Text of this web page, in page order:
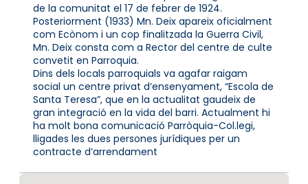
de la comunitat el 17 de febrer de 1924.
Posteriorment (1933) Mn. Deix apareix oficialment
com Ecònom i un cop finalitzada la Guerra Civil,
Mn. Deix consta com a Rector del centre de culte
convetit en Parroquia.
Dins dels locals parroquials va agafar raigam
social un centre privat d’ensenyament, “Escola de
Santa Teresa”, que en la actualitat gaudeix de
gran integració en la vida del barri. Actualment hi
ha molt bona comunicació Parròquia-Col.legi,
lligades les dues persones jurídiques per un
contracte d’arrendament